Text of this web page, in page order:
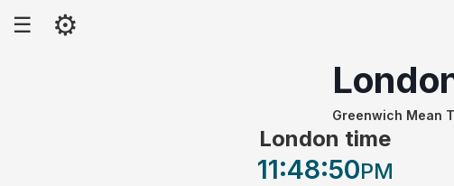
☰ ⚙
Greenwich Mean
London time
11:48:50PM